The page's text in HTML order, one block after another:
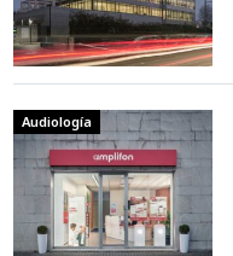
Audiología